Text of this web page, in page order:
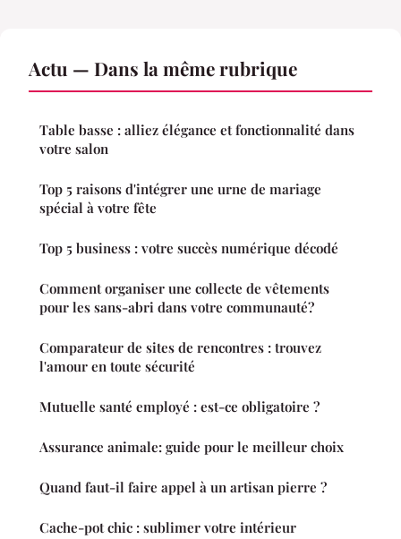
Actu — Dans la même rubrique
Table basse : alliez élégance et fonctionnalité dans
votre salon
Top 5 raisons d'intégrer une urne de mariage
spécial à votre fête
Top 5 business : votre succès numérique décodé
Comment organiser une collecte de vêtements
pour les sans-abri dans votre communauté?
Comparateur de sites de rencontres : trouvez
l'amour en toute sécurité
Mutuelle santé employé : est-ce obligatoire ?
Assurance animale: guide pour le meilleur choix
Quand faut-il faire appel à un artisan pierre ?
Cache-pot chic : sublimer votre intérieur